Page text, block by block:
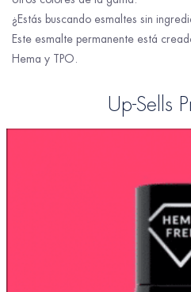
¿Estás buscando esmaltes sin
Este esmalte permanente está
Hema y TPO.
Up-Sells